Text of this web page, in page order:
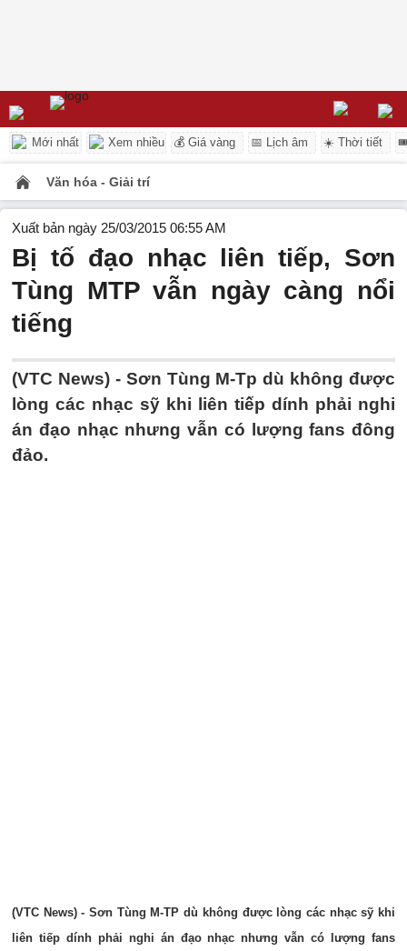
Mới nhất Xem nhiều 💰 Giá vàng 📅 Lịch âm ☀️ Thời tiết
Văn hóa - Giải trí
Xuất bản ngày 25/03/2015 06:55 AM
Bị tố đạo nhạc liên tiếp, Sơn
Tùng MTP vẫn ngày càng nổi
tiếng
(VTC News) - Sơn Tùng M-Tp dù không được
lòng các nhạc sỹ khi liên tiếp dính phải nghi
án đạo nhạc nhưng vẫn có lượng fans đông
đảo.
(VTC News) - Sơn Tùng M-TP dù không được lòng các nhạc sỹ khi
liên tiếp dính phải nghi án đạo nhạc nhưng vẫn có lượng fans